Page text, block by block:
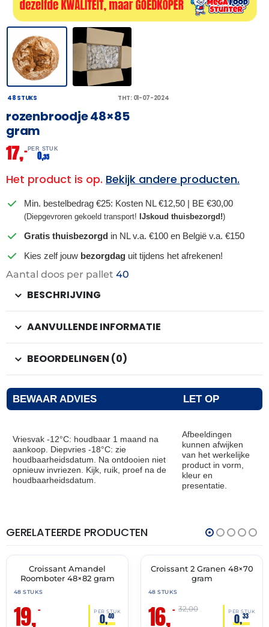
48 STUKS THT: 01-07-2024
rozenbroodje 48×85
gram
17,– PER STUK
0,35
Het product is op. Bekijk andere producten.
Min. bestelbedrag €25: Kosten NL €12,50 | BE €30,00
(Diepgevroren gekoeld transport! IJskoud thuisbezorgd!)
Gratis thuisbezorgd in NL v.a. €100 en België v.a. €150
Kies zelf jouw bezorgdag uit tijdens het afrekenen!
Aantal doos per pallet 40
BESCHRIJVING
AANVULLENDE INFORMATIE
BEOORDELINGEN (0)
BEWAAR ADVIES LET OP
Vriesvak -12°C: houdbaar 1 maand na
aankoop. Diepvries -18°C: zie
houdbaarheidsdatum. Na ontdooien niet
opnieuw invriezen. Kijk, ruik, proef na de
houdbaarheidsdatum.
Afbeeldingen
kunnen afwijken
van het werkelijke
product in vorm,
kleur en
presentatie.
GERELATEERDE PRODUCTEN
🔥 OP=OP
THT:
30-
Croissant Amandel
Roomboter 48×82 gram
48 STUKS
19,– PER STUK
0,40
🔥 OP=OP
Croissant 2 Granen 48×70
gram
48 STUKS
16,– PER STUK
0,33
32,00